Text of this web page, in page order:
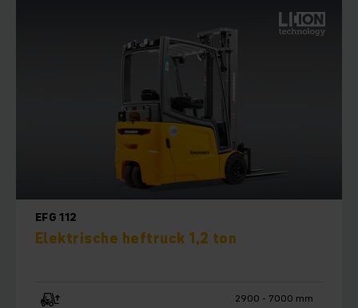
EFG 112
Elektrische heftruck 1,2 ton
2900 - 7000 mm